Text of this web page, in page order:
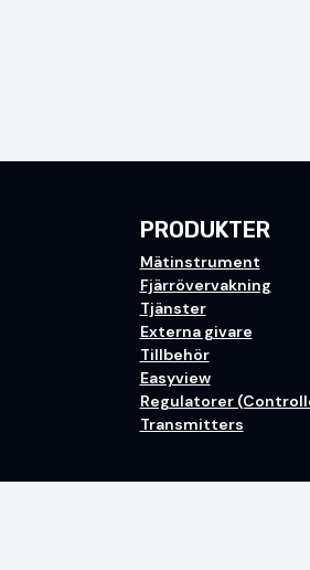
PRODUKTER
Mätinstrument
Fjärrövervakning
Tjänster
Externa givare
Tillbehör
Easyview
Regulatorer
Transmitters